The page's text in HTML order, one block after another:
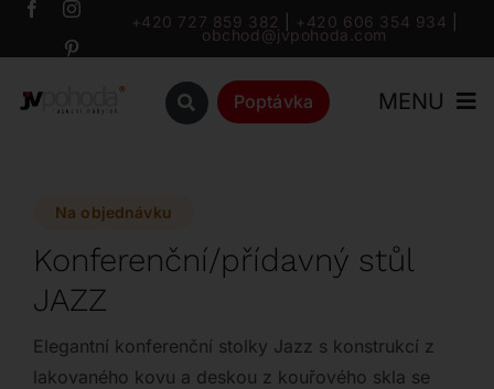
Přeskočit
+420 727 859 382 +420 606 354 934
obchod@jvpohoda.com
Poptávka MENU
Značky
Na objednávku
Konferenční/přídavný stůl
JAZZ
Elegantní konferenční stolky Jazz s konstrukcí z
lakovaného kovu a deskou z kouřového skla se